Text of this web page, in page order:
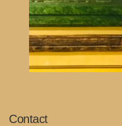
Contact